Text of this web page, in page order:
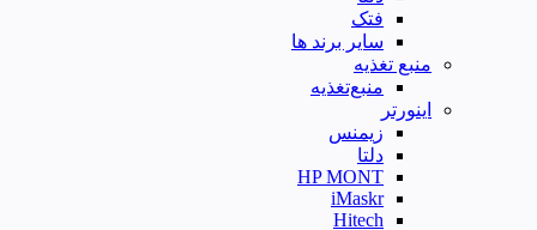
فتک
سایر برند ها
منبع تغذیه
منبع‌تغذیه
اینورتر
زیمنس
دلتا
HP MONT
iMaskr
Hitech